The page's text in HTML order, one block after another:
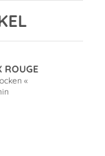
ROUGE
«